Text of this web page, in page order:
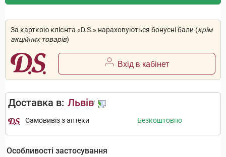
За карткою клієнта «D.S.» нараховуються бонусні бали (крім
акційних товарів)
Вхід в кабінет
Доставка в: Львів
Самовивіз з аптеки Безкоштовно
Особливості застосування